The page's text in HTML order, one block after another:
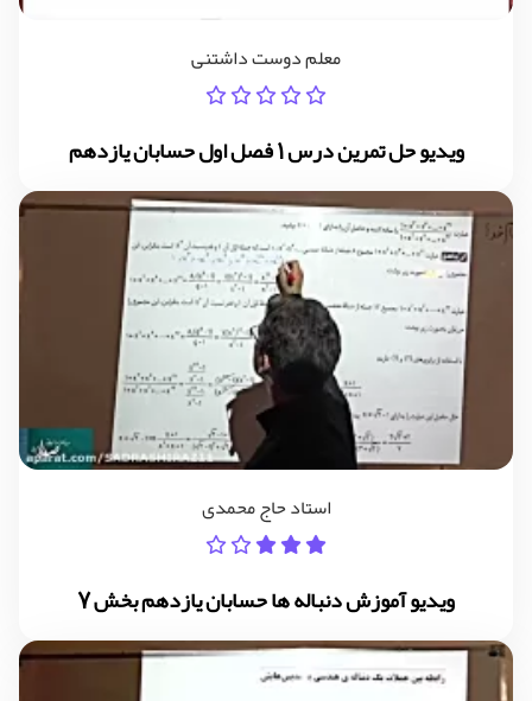
معلم دوست داشتنی
ویدیو حل تمرین درس 1 فصل اول حسابان یازدهم
استاد حاج محمدی
ویدیو آموزش دنباله ها حسابان یازدهم بخش 7